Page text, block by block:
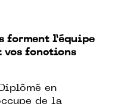
forment l’équipe
vos fonctions
en
de la